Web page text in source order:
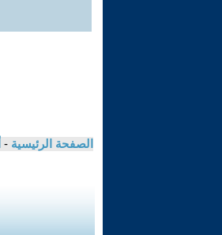
الصفحة الرئيسية -